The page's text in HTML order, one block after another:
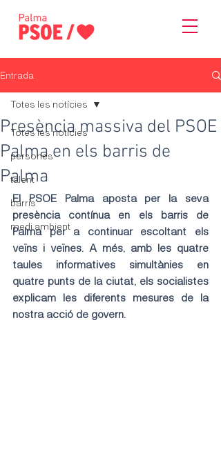
Entrada
Totes les notícies
persones
talent
barris
medi ambient
Totes les notícies
Presència massiva del PSOE
Palma en els barris de
Palma
El PSOE Palma aposta per la seva
presència contínua en els barris de
Palma per a continuar escoltant els
veïns i veïnes. A més, amb les quatre
taules informatives simultànies en
quatre punts de la ciutat, els socialistes
explicam les diferents mesures de la
nostra acció de govern.